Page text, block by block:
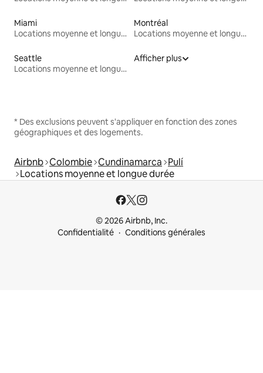
Miami
Locations moyenne et longue durée
Montréal
Locations moyenne et longue durée
Seattle
Locations moyenne et longue durée
Afficher plus
* Des exclusions peuvent s'appliquer en fonction des zones
géographiques et des logements.
Airbnb Colombie Cundinamarca Pulí
Locations moyenne et longue durée
© 2026 Airbnb, Inc.
Confidentialité
Conditions générales